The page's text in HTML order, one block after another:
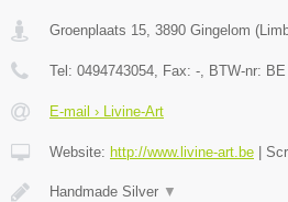
Groenplaats 15, 3890 Gingelom (
Tel: 0494743054, Fax: -, BTW-nr:
E-mail › Livine-Art
Website: http://www.livine-art.be
Handmade Silver ▼